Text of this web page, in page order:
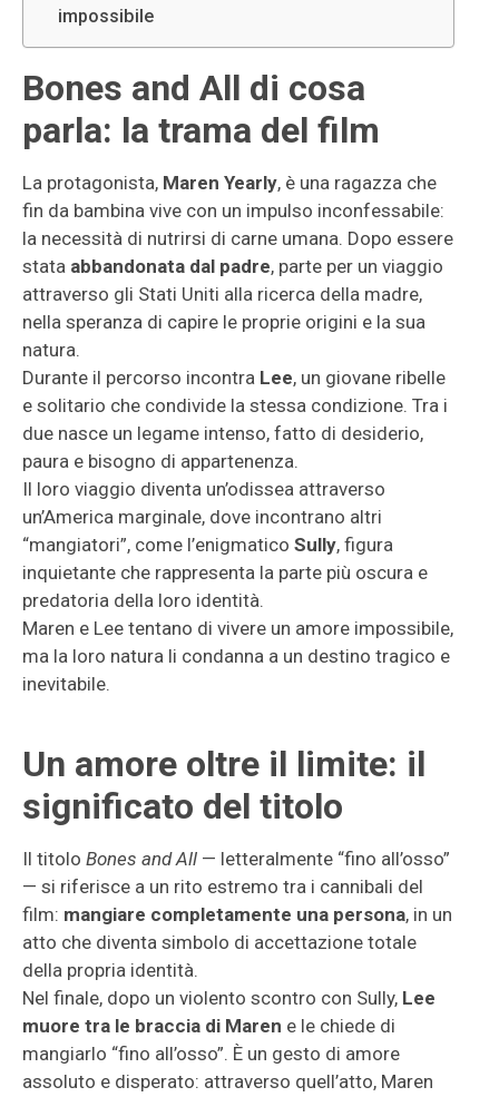
impossibile
Bones and All di cosa
parla: la trama del film
La protagonista, Maren Yearly, è una ragazza che
fin da bambina vive con un impulso inconfessabile:
la necessità di nutrirsi di carne umana. Dopo essere
stata abbandonata dal padre, parte per un viaggio
attraverso gli Stati Uniti alla ricerca della madre,
nella speranza di capire le proprie origini e la sua
natura.
Durante il percorso incontra Lee, un giovane ribelle
e solitario che condivide la stessa condizione. Tra i
due nasce un legame intenso, fatto di desiderio,
paura e bisogno di appartenenza.
Il loro viaggio diventa un’odissea attraverso
un’America marginale, dove incontrano altri
“mangiatori”, come l’enigmatico Sully, figura
inquietante che rappresenta la parte più oscura e
predatoria della loro identità.
Maren e Lee tentano di vivere un amore impossibile,
ma la loro natura li condanna a un destino tragico e
inevitabile.
Un amore oltre il limite: il
significato del titolo
Il titolo Bones and All — letteralmente “fino all’osso”
— si riferisce a un rito estremo tra i cannibali del
film: mangiare completamente una persona, in un
atto che diventa simbolo di accettazione totale
della propria identità.
Nel finale, dopo un violento scontro con Sully, Lee
muore tra le braccia di Maren e le chiede di
mangiarlo “fino all’osso”. È un gesto di amore
assoluto e disperato: attraverso quell’atto, Maren